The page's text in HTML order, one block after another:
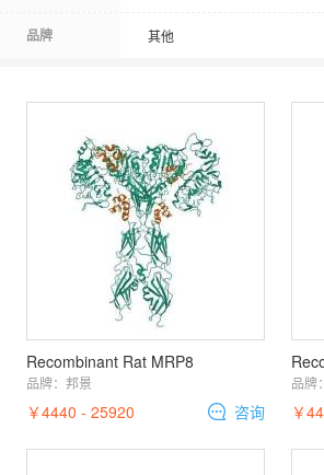
品牌 其他
Recombinant Rat MRP8
品牌： 邦景
￥4440 - 25920 咨询
品牌：
￥